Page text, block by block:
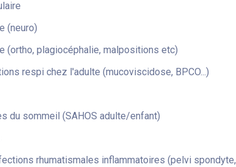
(neuro)
(ortho, plagiocéphalie, malpositions etc)
respi chez l'adulte (mucoviscidose, BPCO...)
du sommeil (SAHOS adulte/enfant)
rhumatismales inflammatoires (pelvi spondyte,